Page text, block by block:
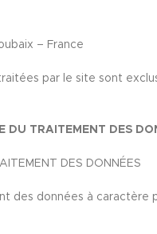
– France
par le site sont
DU TRAITEMENT DES
DES DONNÉES
des données à caractère